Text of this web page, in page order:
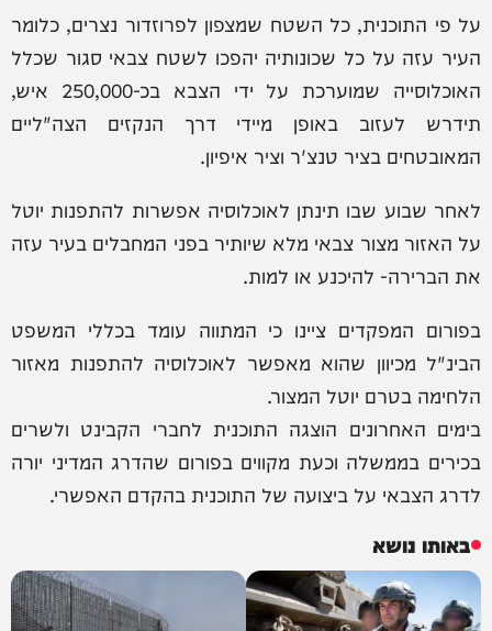
על פי התוכנית, כל השטח שמצפון לפרוזדור נצרים, כלומר
העיר עזה על כל שכונותיה יהפכו לשטח צבאי סגור שכלל
האוכלוסייה שמוערכת על ידי הצבא בכ-250,000 איש,
תידרש לעזוב באופן מיידי דרך הנקזים הצה"ליים
המאובטחים בציר טנצ'ר וציר איפיון.
לאחר שבוע שבו תינתן לאוכלוסיה אפשרות להתפנות יוטל
על האזור מצור צבאי מלא שיותיר בפני המחבלים בעיר עזה
את הברירה- להיכנע או למות.
בפורום המפקדים ציינו כי המתווה עומד בכללי המשפט
הבינ"ל מכיוון שהוא מאפשר לאוכלוסיה להתפנות מאזור
הלחימה בטרם יוטל המצור.
בימים האחרונים הוצגה התוכנית לחברי הקבינט ולשרים
בכירים בממשלה וכעת מקווים בפורום שהדרג המדיני יורה
לדרג הצבאי על ביצועה של התוכנית בהקדם האפשרי.
באותו נושא